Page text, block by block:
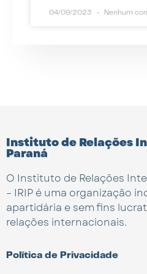
04/09/2023 Nenhum
Instituto de Relações
Paraná
O Instituto de Relações
– IRIP é uma organização
apartidária e sem fins
relações internacionais.
Política de Privacidade